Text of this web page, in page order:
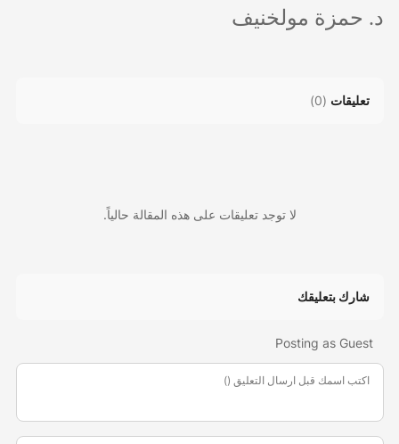
د. حمزة مولخنيف
تعليقات (
0
)
لا توجد تعليقات على هذه المقالة حالياً.
شارك بتعليقك
Posting as Guest
اكتب اسمك قبل ارسال التعليق ()